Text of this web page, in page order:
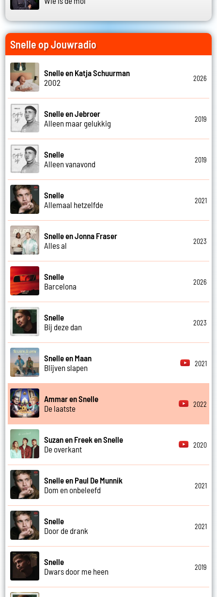
Snelle op Jouwradio
Snelle en Katja Schuurman
2002
2026
Snelle en Jebroer
Alleen maar gelukkig
2019
Snelle
Alleen vanavond
2019
Snelle
Allemaal hetzelfde
2021
Snelle en Jonna Fraser
Alles al
2023
Snelle
Barcelona
2026
Snelle
Bij deze dan
2023
Snelle en Maan
Blijven slapen
2021
Ammar en Snelle
De laatste
2022
Suzan en Freek en Snelle
De overkant
2020
Snelle en Paul De Munnik
Dom en onbeleefd
2021
Snelle
Door de drank
2021
Snelle
Dwars door me heen
2019